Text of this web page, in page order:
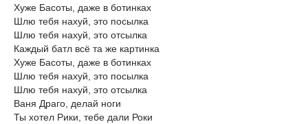
Хуже Басоты, даже в ботинках
Шлю тебя нахуй, это посылка
Шлю тебя нахуй, это отсылка
Каждый батл всё та же картинка
Хуже Басоты, даже в ботинках
Шлю тебя нахуй, это посылка
Шлю тебя нахуй, это отсылка
Ваня Драго, делай ноги
Ты хотел Рики, тебе дали Роки